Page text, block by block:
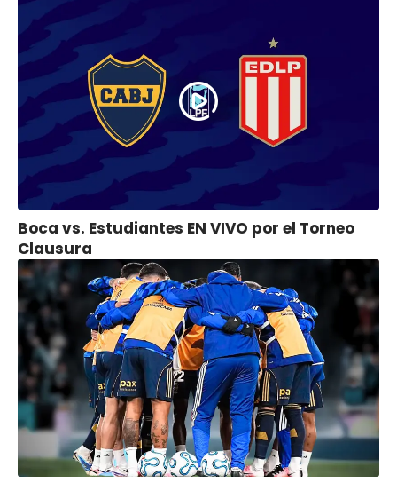
Boca vs. Estudiantes EN VIVO por el Torneo
Clausura